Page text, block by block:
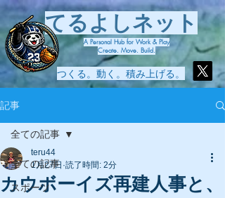
てるよしネット
つくる。動く。積み上げる。
A Personal Hub for Work & Play
Create. Move. Build.
記事
全ての記事
スポーツ
全ての記事
カウボーイズ再建人事と、
teru44
1月27日 読了時間: 2分